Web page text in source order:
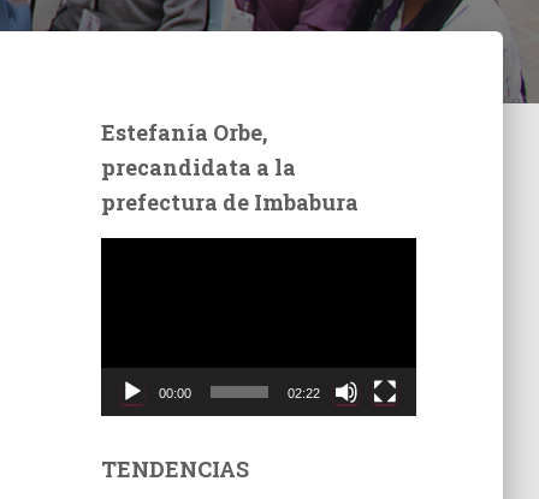
Estefanía Orbe,
precandidata a la
prefectura de Imbabura
t
00:00 02:22
TENDENCIAS